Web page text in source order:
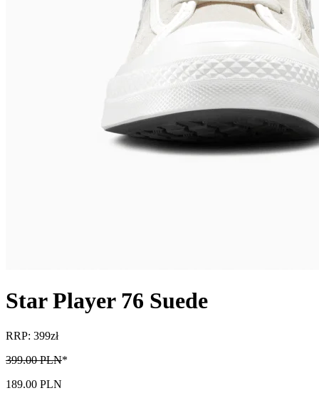
Star Player 76 Suede
RRP: 399zł
399.00 PLN*
189.00 PLN